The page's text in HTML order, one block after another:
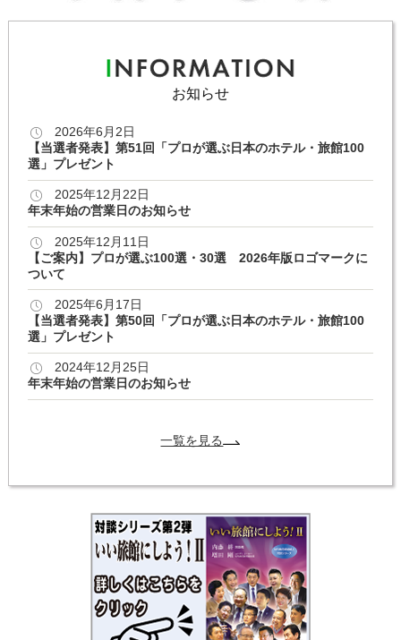
お知らせ
2026年6月2日
【当選者発表】第51回「プロが選ぶ日本のホテル・旅館100
選」プレゼント
2025年12月22日
年末年始の営業日のお知らせ
2025年12月11日
【ご案内】プロが選ぶ100選・30選 2026年版ロゴマークに
ついて
2025年6月17日
【当選者発表】第50回「プロが選ぶ日本のホテル・旅館100
選」プレゼント
2024年12月25日
年末年始の営業日のお知らせ
一覧を見る